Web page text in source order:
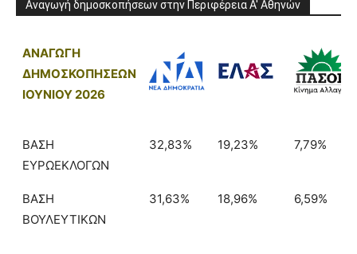
Αναγωγή δημοσκοπήσεων στην Περιφέρεια Α' Αθηνών
ΑΝΑΓΩΓΗ
ΔΗΜΟΣΚΟΠΗΣΕΩΝ
ΙΟΥΝΙΟΥ 2026
ΒΑΣΗ
ΕΥΡΩΕΚΛΟΓΩΝ
32,83% 19,23% 7,79%
ΒΑΣΗ
ΒΟΥΛΕΥΤΙΚΩΝ
31,63% 18,96% 6,59%